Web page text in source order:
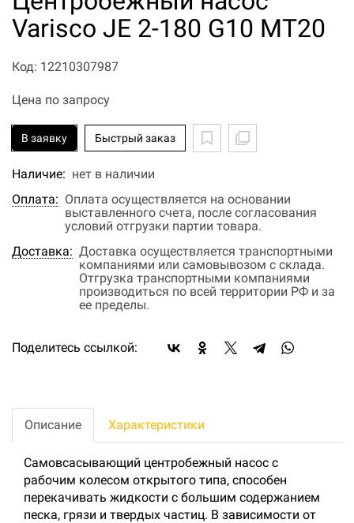
Varisco JE 2-180 G10 MT20
Код: 12210307987
Цена по запросу
В заявку Быстрый заказ
Наличие: нет в наличии
Оплата: Оплата осуществляется на основании
выставленного счета, после согласования
условий отгрузки партии товара.
Доставка: Доставка осуществляется транспортными
компаниями или самовывозом с склада.
Отгрузка транспортными компаниями
производиться по всей территории РФ и за
ее пределы.
Поделитесь ссылкой:
Описание Характеристики
Самовсасывающий центробежный насос с
рабочим колесом открытого типа, способен
перекачивать жидкости с большим содержанием
песка, грязи и твердых частиц. В зависимости от